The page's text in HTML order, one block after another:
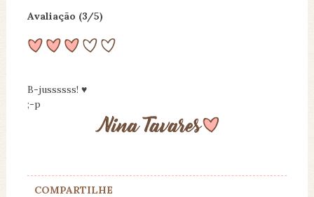
Avaliação (3/5)
B-jussssss! ♥
;-p
COMPARTILHE